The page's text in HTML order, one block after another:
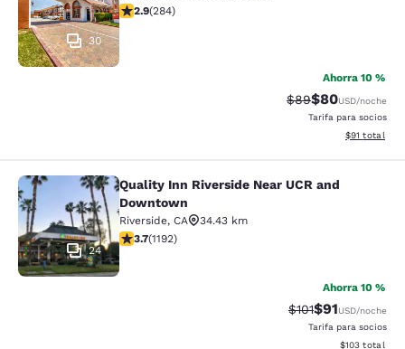
30
calificación de 2.92 estrellas. Feria. 284 reseñas
2.9(284)
Ahorra 10 %
Precio tachado:
$89Precio con
$80USD/noche
Tarifa para socios
Ver detalles
$91 total
Quality Inn Riverside Near UCR
24
Quality Inn Riverside Near UCR and
Downtown
Riverside, CA
34.43 km
calificación de 3.66 estrellas. Bueno. 1192 reseñas
3.7(1192)
Ahorra 10 %
Precio tachado:
$101Precio con
$91USD/noche
Tarifa para socios
Ver detalles
$103 total